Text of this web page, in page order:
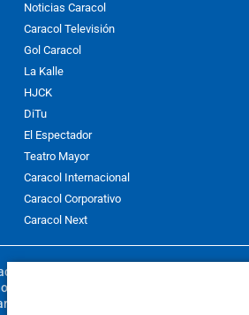
Noticias Caracol
Caracol Televisión
Gol Caracol
La Kalle
HJCK
DiTu
El Espectador
Teatro Mayor
Caracol Internacional
Caracol Corporativo
Caracol Next
de los
Reservados D.R.A. Prohibida su
Reproduction in whole or in part, or